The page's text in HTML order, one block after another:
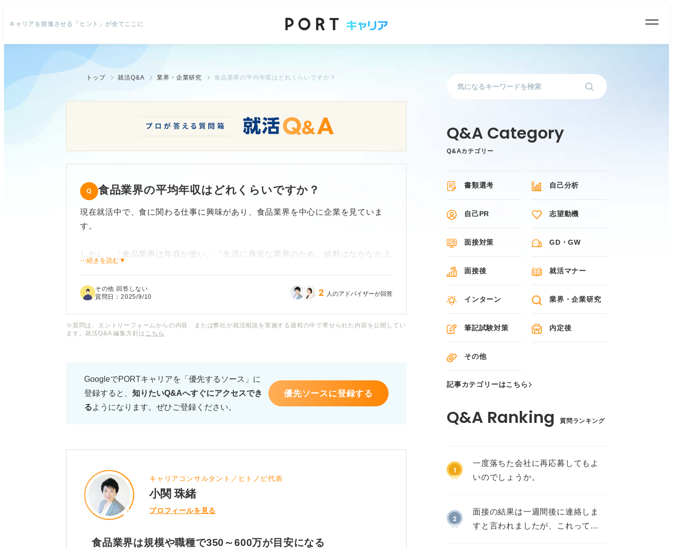
キャリアを前進させる「ヒント」が全てここに
トップ 就活Q&A 業界・企業研究 食品業界の平均年収はどれくらいですか？
食品業界の平均年収はどれくらいですか？
現在就活中で、食に関わる仕事に興味があり、食品業界を中心に企業を見ていま
す。
しかし、「食品業界は年収が低い」「生活に身近な業界のため、給料はなかなか上
業界全体として年収は低いのでしょうか？ また、飲食業界のなかで年収が高い企
年収や待遇面について、企業選びの際に着目すべきポイントがあれば教えてくださ
⋯続きを読む▼
その他 回答しない
質問日：2025/9/10 2 人のアドバイザーが回答
※質問は、エントリーフォームからの内容、または弊社が就活相談を実施する過程の中で寄せられた内容を公開してい
ます。就活Q&A 編集方針は こちら
GoogleでPORTキャリアを「優先するソース」に
登録すると、 知りたいQ&Aへすぐにアクセスでき
るようになります。ぜひご登録ください。
優先ソースに登録する
キャリアコンサルタント／ヒトノビ代表
小関 珠緒
プロフィールを見る
食品業界は規模や職種で350～600万が目安になる
Q&Aカテゴリー
書類選考 自己分析
自己PR 志望動機
面接対策 GD・GW
面接後 就活マナー
インターン 業界・企業研究
筆記試験対策 内定後
その他
記事カテゴリーはこちら
質問ランキング
1
一度落ちた会社に再応募してもよ
いのでしょうか。
2
面接の結果は一週間後に連絡しま
すと言われましたが、これって不